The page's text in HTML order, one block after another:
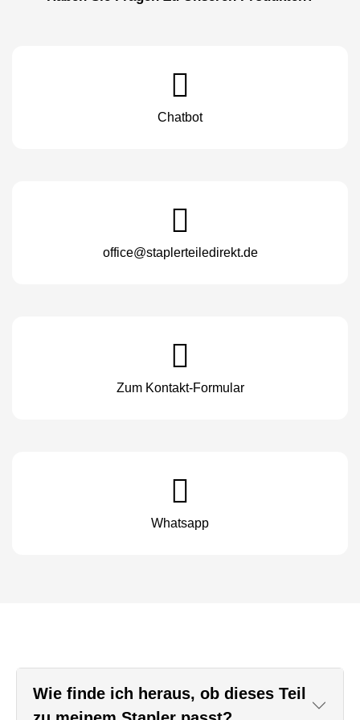
Chatbot
office@staplerteiledirekt.de
Zum Kontakt-Formular
Whatsapp
Wie finde ich heraus, ob dieses Teil